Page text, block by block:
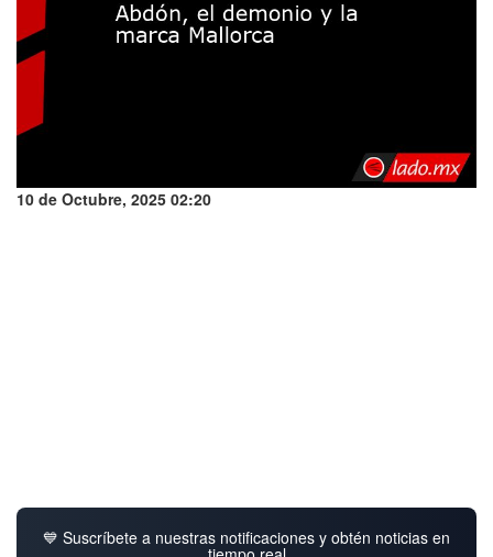
10 de Octubre, 2025 02:20
💙 Suscríbete a nuestras notificaciones y obtén noticias en